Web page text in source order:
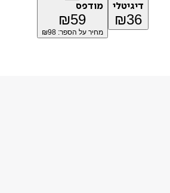
דיגיטלי
₪36
מודפס
₪59
מחיר על הספר: ₪98